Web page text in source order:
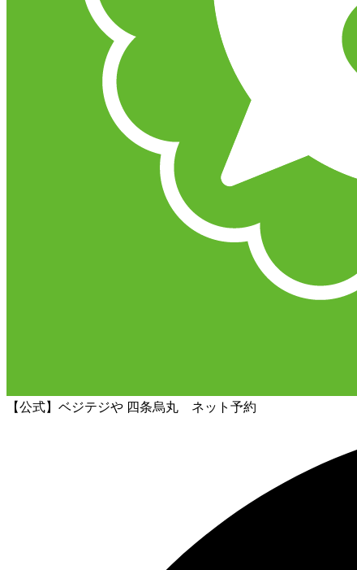
【公式】ベジテジや 四条烏丸 ネット予約